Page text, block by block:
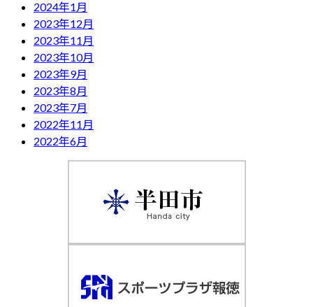
2024年1月
2023年12月
2023年11月
2023年10月
2023年9月
2023年8月
2023年7月
2022年11月
2022年6月